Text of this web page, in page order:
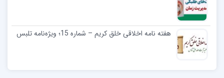
هفته نامه اخلاقی خلق کریم – شماره 15؛ ویژه‌نامه تلبس